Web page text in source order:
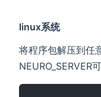
linux系统
将程序包解压到任
NEURO_SERVER